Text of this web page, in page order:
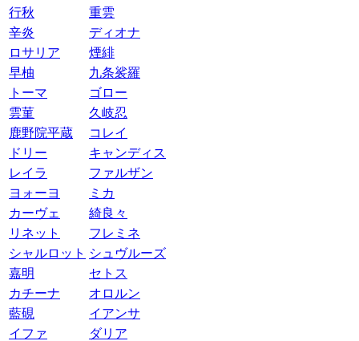
行秋
重雲
辛炎
ディオナ
ロサリア
煙緋
早柚
九条裟羅
トーマ
ゴロー
雲菫
久岐忍
鹿野院平蔵
コレイ
ドリー
キャンディス
レイラ
ファルザン
ヨォーヨ
ミカ
カーヴェ
綺良々
リネット
フレミネ
シャルロット シュヴルーズ
嘉明
セトス
カチーナ
オロルン
藍硯
イアンサ
イファ
ダリア